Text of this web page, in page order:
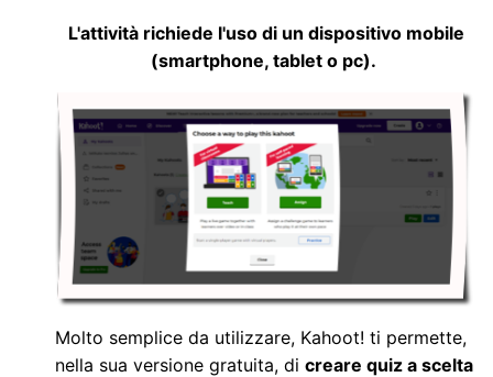
L'attività richiede l'uso di un dispositivo mobile
(smartphone, tablet o pc).
Molto semplice da utilizzare, Kahoot! ti permette,
nella sua versione gratuita, di creare quiz a scelta